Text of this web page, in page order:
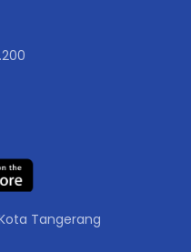
Tangerang